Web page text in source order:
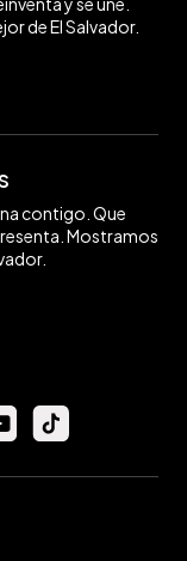
de El Salvador.
contigo. Que
Mostramos